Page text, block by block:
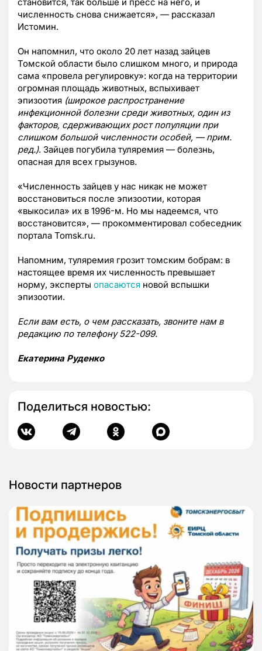
становится, так больше и пресс на него, и
численность снова снижается», — рассказал
Истомин.
Он напомнил, что около 20 лет назад зайцев
Томской области было слишком много, и природа
сама «провела регулировку»: когда на территории
огромная площадь животных, вспыхивает
эпизоотия (широкое распространение
инфекционной болезни среди животных, один из
факторов, сдерживающих рост популяции при
слишком большой численности особей, — прим.
ред.). Зайцев погубила туляремия — болезнь,
опасная для всех грызунов.
«Численность зайцев у нас никак не может
восстановиться после эпизоотии, которая
«выкосила» их в 1996-м. Но мы надеемся, что
восстановится», — прокомментировал собеседник
портала Tomsk.ru.
Напомним, туляремия грозит томским бобрам: в
настоящее время их численность превышает
норму, эксперты опасаются новой вспышки
эпизоотии.
Если вам есть, о чем рассказать, звоните нам в
редакцию по телефону 522-099.
Екатерина Руденко
Поделиться новостью:
Новости партнеров